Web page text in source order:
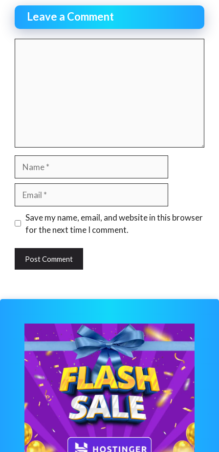
Leave a Comment
Website
Save my name, email, and website in this browser
for the next time I comment.